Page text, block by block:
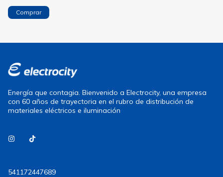
Comprar
Energía que contagia. Bienvenido a Electrocity, una empresa
con 60 años de trayectoria en el rubro de distribución de
materiales eléctricos e iluminación
541172447689